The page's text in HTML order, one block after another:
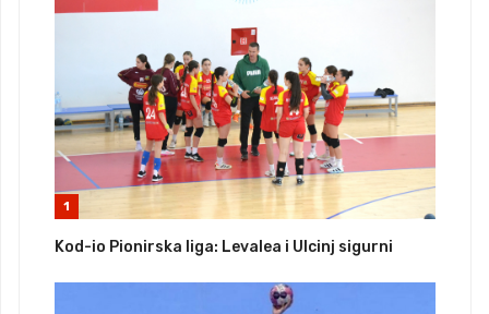
1
Kod-io Pionirska liga: Levalea i Ulcinj sigurni